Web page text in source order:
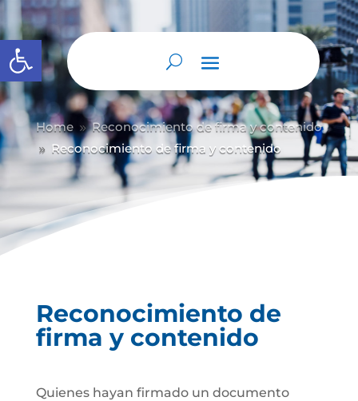
Abrir barra de herramientas
Home 9 Reconocimiento de firma y contenido
9 Reconocimiento de firma y contenido
Reconocimiento de
firma y contenido
Quienes hayan firmado un documento